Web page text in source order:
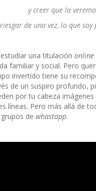
y creer que la
de una vez, lo que
una titulación online
familiar y social. Pero
invertido tiene su
de un suspiro profundo,
por tu cabeza
líneas. Pero más allá de
de whastapp.